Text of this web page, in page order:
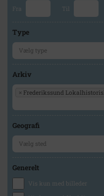
Fra Til
Type
Arkiv
× Frederikssund
Geografi
Generelt
Vis kun med billeder